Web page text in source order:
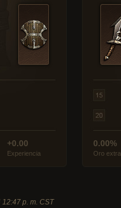
+0.00
Experiencia
0.00%
Oro extra
p. m. CST